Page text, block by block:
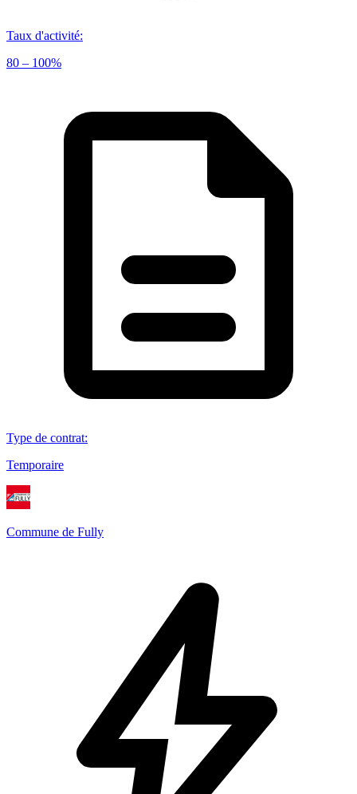
Taux d'activité:
80 – 100%
Type de contrat:
Temporaire
Commune de Fully